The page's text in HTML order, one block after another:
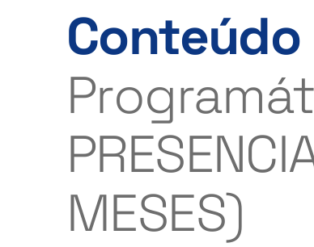
Conteúdo
MESES)